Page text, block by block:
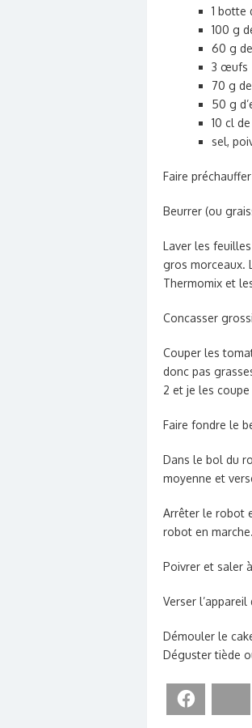
1 botte
100 g
60 g
3 œufs
70 g
50 g
10 cl
sel,
Faire
Beurrer (ou
Laver les
gros morceaux.
Thermomix et
Concasser
Couper les
donc pas
2 et je les
Faire fondre le
Dans le bol du
moyenne et
Arrêter le robot
robot en
Poivrer et saler
Verser
Démouler le
Déguster tiède